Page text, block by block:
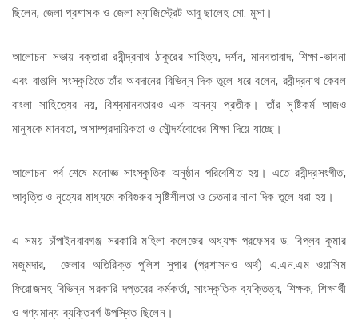
ছিলেন, জেলা প্রশাসক ও জেলা ম্যাজিস্ট্রেট আবু ছালেহ মো. মুসা।
আলোচনা সভায় বক্তারা রবীন্দ্রনাথ ঠাকুরের সাহিত্য, দর্শন, মানবতাবাদ, শিক্ষা-ভাবনা
এবং বাঙালি সংস্কৃতিতে তাঁর অবদানের বিভিন্ন দিক তুলে ধরে বলেন, রবীন্দ্রনাথ কেবল
বাংলা সাহিত্যের নয়, বিশ্বমানবতারও এক অনন্য প্রতীক। তাঁর সৃষ্টিকর্ম আজও
মানুষকে মানবতা, অসাম্প্রদায়িকতা ও সৌন্দর্যবোধের শিক্ষা দিয়ে যাচ্ছে।
আলোচনা পর্ব শেষে মনোজ্ঞ সাংস্কৃতিক অনুষ্ঠান পরিবেশিত হয়। এতে রবীন্দ্রসংগীত,
আবৃত্তি ও নৃত্যের মাধ্যমে কবিগুরুর সৃষ্টিশীলতা ও চেতনার নানা দিক তুলে ধরা হয়।
এ সময় চাঁপাইনবাবগঞ্জ সরকারি মহিলা কলেজের অধ্যক্ষ প্রফেসর ড. বিপ্লব কুমার
মজুমদার, জেলার অতিরিক্ত পুলিশ সুপার (প্রশাসনও অর্থ) এ.এন.এম ওয়াসিম
ফিরোজসহ বিভিন্ন সরকারি দপ্তরের কর্মকর্তা, সাংস্কৃতিক ব্যক্তিত্ব, শিক্ষক, শিক্ষার্থী
ও গণ্যমান্য ব্যক্তিবর্গ উপস্থিত ছিলেন।